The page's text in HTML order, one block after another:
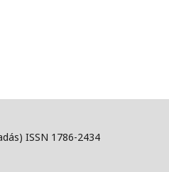
ISSN 1786-2434